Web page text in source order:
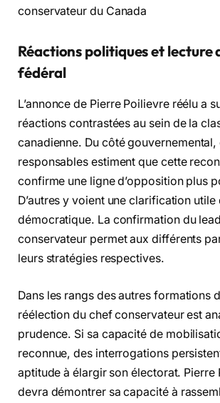
conservateur du Canada
Réactions politiques et lecture
fédéral
L’annonce de Pierre Poilievre réélu a
réactions contrastées au sein de la
canadienne. Du côté gouvernemental,
responsables estiment que cette
confirme une ligne d’opposition plus
D’autres y voient une clarification utile
démocratique. La confirmation du
conservateur permet aux différents
leurs stratégies respectives.
Dans les rangs des autres formations
réélection du chef conservateur est
prudence. Si sa capacité de
reconnue, des interrogations
aptitude à élargir son électorat. Pierre
devra démontrer sa capacité à